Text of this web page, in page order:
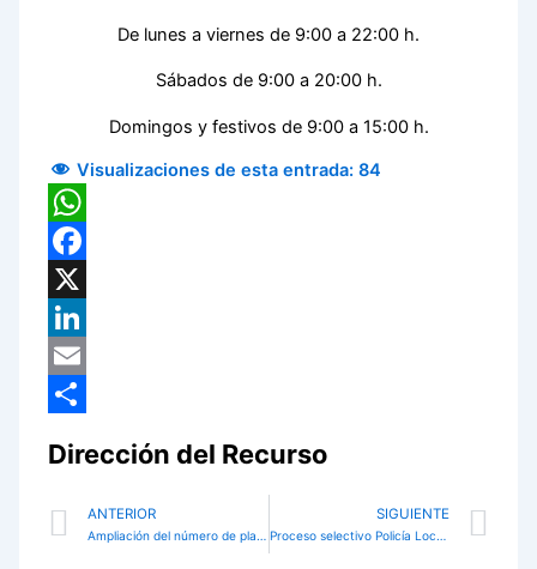
De lunes a viernes de 9:00 a 22:00 h.
Sábados de 9:00 a 20:00 h.
Domingos y festivos de 9:00 a 15:00 h.
Visualizaciones de esta entrada: 84
WhatsApp
Facebook
X
LinkedIn
Email
Dirección del Recurso
Prev
ANTERIOR
Ampliación del número de plazas convocadas Proceso Selectivo Policía Local
SIGUIENTE
Proceso selectivo Policía Local acta del tribunal calificador pruebas físicas